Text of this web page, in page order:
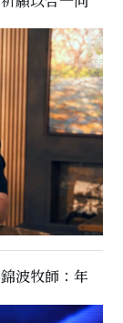
波牧師：年